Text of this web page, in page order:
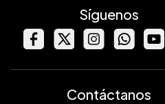
Síguenos
Contáctanos